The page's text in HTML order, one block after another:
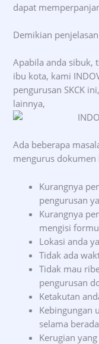
dapat
Demikian
Apabila anda sibuk,
ibu kota, kami
pengurusan SKCK
lainnya,
Ada beberapa
mengurus dokumen
Kurangnya
pengurusan
Kurangnya
mengisi
Lokasi anda
Tidak ada
Tidak mau
pengurusan
Ketakutan
Kebingungan
selama
Kerugian